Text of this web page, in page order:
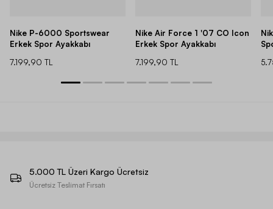
Nike P-6000 Sportswear
Erkek Spor Ayakkabı
7.199,90 TL
Nike Air Force 1 '07 CO Icon
Erkek Spor Ayakkabı
7.199,90 TL
5.000 TL Üzeri Kargo Ücretsiz
Ücretsiz Teslimat Fırsatı